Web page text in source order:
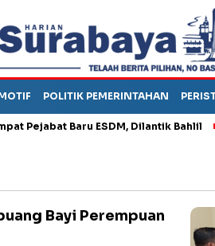
POLITIK PEMERINTAHAN
Baru ESDM, Dilantik Bahlil
Bayi Perempuan